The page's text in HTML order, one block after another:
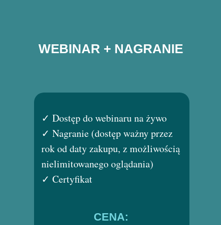
WEBINAR + NAGRANIE
✓ Dostęp do webinaru na żywo
✓ Nagranie (dostęp ważny przez
rok od daty zakupu, z możliwością
nielimitowanego oglądania)
✓ Certyfikat
CENA: